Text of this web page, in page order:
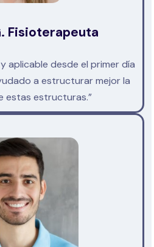
Fisioterapeuta
aplicable desde el primer día
a estructurar mejor la
estas estructuras.”